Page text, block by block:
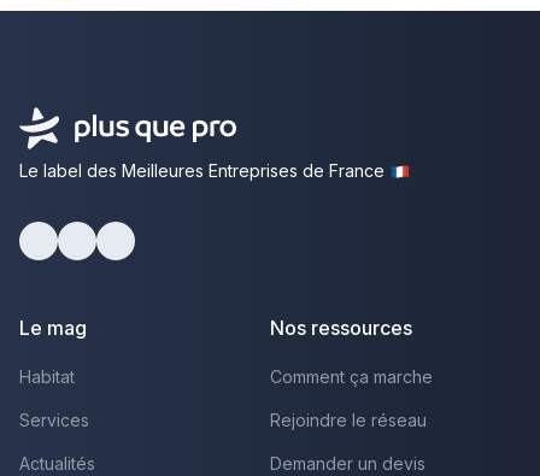
Le label des Meilleures Entreprises de France
Le mag
Habitat
Services
Actualités
Nos ressources
Comment ça marche
Rejoindre le réseau
Demander un devis